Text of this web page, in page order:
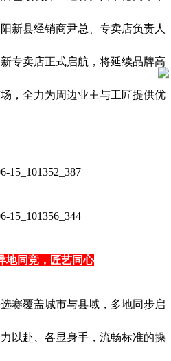
新县经销商尹总、专卖店负责人
专卖店正式启航，将延续品牌高
，全力为周边业主与工匠提供优
地同竞，匠艺同心
赛覆盖城市与县域，多地同步启
以赴、各显身手，流畅标准的操